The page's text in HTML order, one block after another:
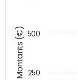
Montants (€) 250
500